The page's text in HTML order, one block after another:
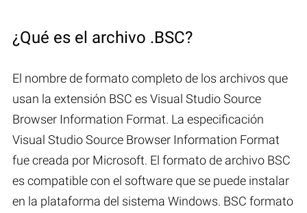
¿Qué es el archivo .BSC?
El nombre de formato completo de los archivos que
usan la extensión BSC es Visual Studio Source
Browser Information Format. La especificación
Visual Studio Source Browser Information Format
fue creada por Microsoft. El formato de archivo BSC
es compatible con el software que se puede instalar
en la plataforma del sistema Windows. BSC formato